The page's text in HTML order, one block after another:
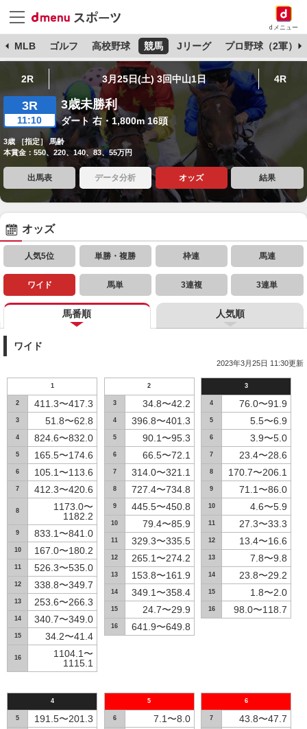
dメニュー
MLB ゴルフ 高校野球 競馬 Jリーグ プロ野球（2軍）
2R 3月25日(土) 3回中山1日 4R
3R
11:10
3歳未勝利
ダート 右・1,800m 16頭
3歳 ［指定］ 馬齢
本賞金：550、220、140、83、55万円
出馬表 データ分析 オッズ 結果
オッズ
人気5位 単勝・複勝 枠連 馬連
ワイド 馬単 3連複 3連単
馬番順 人気順
ワイド
2023年3月25日 11:30更新
1
2 411.3〜417.3
3 51.8〜62.8
4 824.6〜832.0
5 165.5〜174.6
6 105.1〜113.6
7 412.3〜420.6
8
1173.0〜
1182.2
9 833.1〜841.0
10 167.0〜180.2
11 526.3〜535.0
12 338.8〜349.7
13 253.6〜266.3
14 340.7〜349.0
15 34.2〜41.4
16
1104.1〜
1115.1
2
3 34.8〜42.2
4 396.8〜401.3
5 90.1〜95.3
6 66.5〜72.1
7 314.0〜321.1
8 727.4〜734.8
9 445.5〜450.8
10 79.4〜85.9
11 329.3〜335.5
12 265.1〜274.2
13 153.8〜161.9
14 349.1〜358.4
15 24.7〜29.9
16 641.9〜649.8
3
4 76.0〜91.9
5 5.5〜6.9
6 3.9〜5.0
7 23.4〜28.6
8 170.7〜206.1
9 71.1〜86.0
10 4.6〜5.9
11 27.3〜33.3
12 13.4〜16.6
13 7.8〜9.8
14 23.8〜29.2
15 1.8〜2.0
16 98.0〜118.7
4
5 191.5〜201.3
5
6 7.1〜8.0
6
7 43.8〜47.7